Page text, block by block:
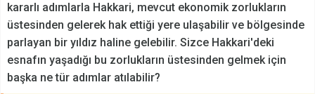
kararlı adımlarla Hakkari, mevcut ekonomik zorlukların
üstesinden gelerek hak ettiği yere ulaşabilir ve bölgesinde
parlayan bir yıldız haline gelebilir. Sizce Hakkari'deki
esnafın yaşadığı bu zorlukların üstesinden gelmek için
başka ne tür adımlar atılabilir?